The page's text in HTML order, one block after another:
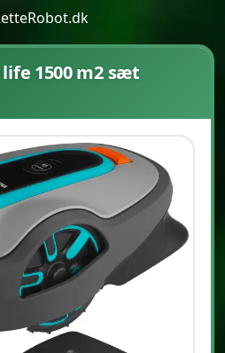
life 1500 m2 sæt